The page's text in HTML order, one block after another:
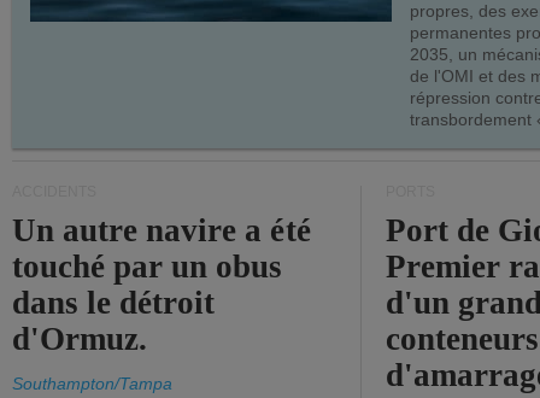
propres, des
permanentes
2035, un
de l'OMI et des
répression
transbordement
Un autre navire a été
touché par un obus
dans le détroit
d'Ormuz.
Southampton/Tampa
Port de
Premier
d'un